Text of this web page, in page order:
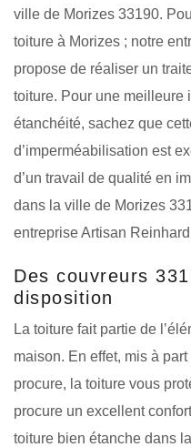
ville de Morizes 33190.
toiture à Morizes ; notre
propose de réaliser un
toiture. Pour une meilleure
étanchéité, sachez que
d’imperméabilisation est
d’un travail de qualité en
dans la ville de Morizes
entreprise Artisan
Des couvreurs
disposition
La toiture fait partie de
maison. En effet, mis à
procure, la toiture vous
procure un excellent
toiture bien étanche dans